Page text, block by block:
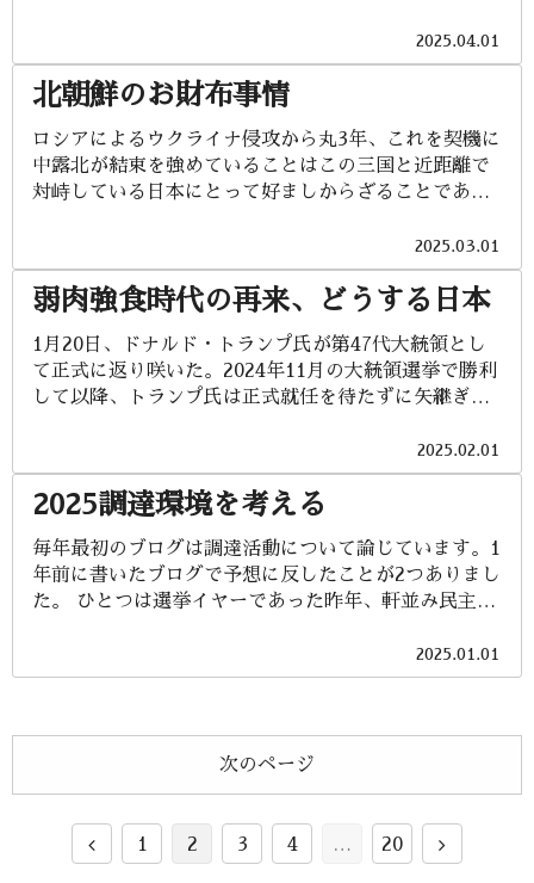
もとに嫁ぐことになる。ところが、その翌年には勝家
と秀吉の対立が先鋭化し、賤ヶ岳の戦いで勝家が敗れ
ることになる。最終的には覚悟を決めた勝家は、お市
に越前北ノ庄城外退去を勧めたものの、それを拒否し
たお市は勝家とともに自害する（お市享年37）。 両親
を失った3姉妹は富永新六郎という武士によって、両親
を死に追いやった憎き秀吉のもとに届けられる。当時
することができた。しかし同時にかつ意外にも、人間
の眼より今やカメラの性能の方が上回っていることを
気付かされた日でもあった。これまでも動画静止画問
メラ性能とカメラマンの技術によって創り出された、
ある種アーティフィシャルな世界のものであったこと
に気づかされたということである。 とは言うものの、
あり、大変有意義な旅であった。日本とアイスランド
には多くの共通点がある。両国とも火山大国であり、
温泉文化が発展している。世界最大の露天風呂施設
「ブルーラグーン」は世界中からの観光客で賑わって
いた。両国とも周囲を海に囲まれており、豊富な水産
資源の恩恵を受けている。捕鯨に関する考え方や取り
組みも共通している（アイスランドは1992年IWC国際
2025.04.01
北朝鮮のお財布事情
ロシアによるウクライナ侵攻から丸3年、これを契機に
中露北が結束を強めていることはこの三国と近距離で
対峙している日本にとって好ましからざることであ
ように、水面下で中国はロシアに経済的な支援を行っ
ている。北朝鮮は砲弾や装備の提供に加えて、1万1千
人以上の兵士をウクライナ紛争の前線に送り出してい
技術など得ているとされている。2月24日には中ロ首
脳が電話会談を行い、習近平主席は両国関係の強さを
「両国の関係はいかなる第三者からも影響を受けるこ
在微妙な状況にはあるが、米中対立下において、中国
が北朝鮮を外交カードとして温存しておきたいという
姿勢は変わらないであろう。 最近の北朝鮮に関するニ
ュースを列挙してみると： ●2月28日：警視庁の鎌田
徹郎副総監が「北朝鮮はサイバー攻撃で窃取した暗号
資産を核・ミサイル開発の資金に充てていると指摘さ
れていて、暗号資産をめぐる犯罪は治安上の課題にと
2025.03.01
弱肉強食時代の再来、どうする日本
1月20日、ドナルド・トランプ氏が第47代大統領とし
て正式に返り咲いた。2024年11月の大統領選挙で勝利
して以降、トランプ氏は正式就任を待たずに矢継ぎ早
に注目している。なぜなら、世界のリーダーを実質上
降りたとは言え、アメリカがいまだにNo.1の大国であ
ることを多くの国が認識しているからである。その政
業家らしく、外交交渉においても持ち前のディール
（取引）で事を進めようとする氏の手法が明確になっ
てきている。 これまでの政権と明らかに違うのは、一
る。それでは何を基軸に据えるのか？ それはアメリ
を投げ、相手をのけ反らせておいて、落としどころを
見極めるスタイルである。 違法移民の強制送還を早速
始めているが、コロンビアが強制送還された移民を乗
は全輸入品に25%の関税を掛け、政府高官らの渡航禁
止とビザ取消、財務・銀...
2025.02.01
2025調達環境を考える
毎年最初のブログは調達活動について論じています。1
年前に書いたブログで予想に反したことが2つありまし
た。 ひとつは選挙イヤーであった昨年、軒並み民主主
ら労働党へ14年ぶりに政権交代が起こりました。フラ
ンスはマクロン大統領率いる与党連合の議席が大幅に
の3党連立政権（自由民主党・緑の党）が崩壊し、来月
に総選挙が行われます。韓国は尹錫悦大統領が弾劾訴
態。日本も少数与党の石破首相が右往左往。インドも
絶対的支持を受けていたモディ首相率いるインド人民
2025.01.01
次のページ
前 1 2 3 4 … 20 次